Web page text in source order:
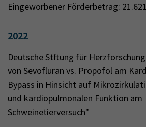
Eingeworbener Förderbetrag:
2022
Deutsche Stftung für
von Sevofluran vs. Propofol am
Bypass in Hinsicht auf
und kardiopulmonalen Funktion am
Schweinetierversuch"